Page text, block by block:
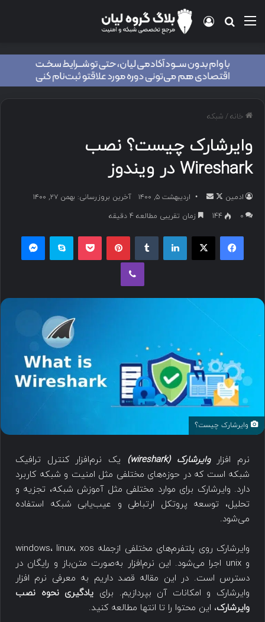
خانه/ شبکه
وایرشارک چیست؟ نصب
Wireshark در ویندوز
ادمین اردیبهشت ۵, ۱۴۰۰
آخرین بروزرسانی: بهمن ۲۷, ۱۴۰۰
۰
144 زمان تقریبی مطالعه 4 دقیقه
وایرشارک چیست؟
نرم افزاروایرشارک (wireshark)
یک نرم‌افزار کنترل ترافیک
شبکه است که در حوزه‌های مختلفی مثل امنیت و شبکه کاربرد
دارد. وایرشارک برای موارد مختلفی مثل آموزش شبکه، تجزیه و
تحلیل، توسعه پروتکل ارتباطی و عیب‌یابی شبکه استفاده
می‌شود.
وایرشارک روی پلتفرم‌های مختلفی ازجمله windows، linux، xos
و unix اجرا می‌شود. این نرم‌افزار به‌صورت متن‌باز و رایگان در
دسترس است. در این مقاله قصد داریم به معرفی نرم افزار
وایرشارک و امکانات آن بپردازیم. برای یادگیری نحوه نصب
وایرشارک، این محتوا را تا انتها مطالعه کنید.